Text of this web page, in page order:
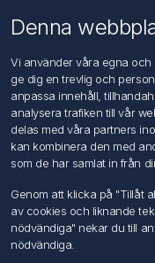
Kontakta oss
Kundtjänst
Sök
Mitt konto
Mina ordrar
Mina adresser
Denna
Vi använder våra egna
ge dig en trevlig och
anpassa innehåll,
analysera trafiken till vår
delas med våra partners
kan kombinera den med
som de har samlat in från
Genom att klicka på "Tillåt
av cookies och liknande
nödvändiga" nekar du till
nödvändiga.